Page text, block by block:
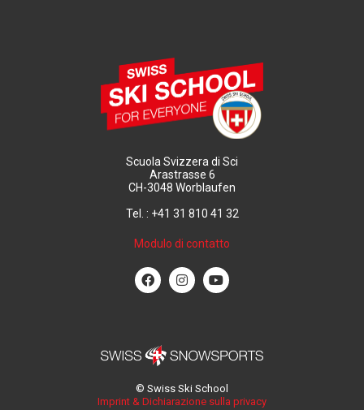
Scuola Svizzera di Sci
Arastrasse 6
CH-3048 Worblaufen
Tel. : +41 31 810 41 32
Modulo di contatto
© Swiss Ski School
Imprint & Dichiarazione sulla privacy